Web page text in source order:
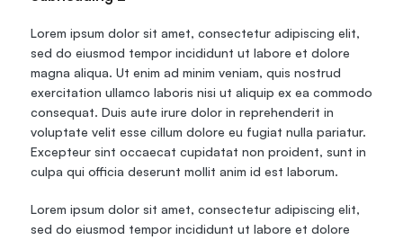
Lorem ipsum dolor sit amet, consectetur adipiscing elit,
sed do eiusmod tempor incididunt ut labore et dolore
magna aliqua. Ut enim ad minim veniam, quis nostrud
exercitation ullamco laboris nisi ut aliquip ex ea commodo
consequat. Duis aute irure dolor in reprehenderit in
voluptate velit esse cillum dolore eu fugiat nulla pariatur.
Excepteur sint occaecat cupidatat non proident, sunt in
culpa qui officia deserunt mollit anim id est laborum.
Lorem ipsum dolor sit amet, consectetur adipiscing elit,
sed do eiusmod tempor incididunt ut labore et dolore